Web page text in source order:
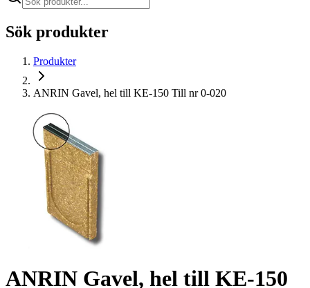
Sök produkter
Produkter
ANRIN Gavel, hel till KE-150 Till nr 0-020
ANRIN Gavel, hel till KE-150